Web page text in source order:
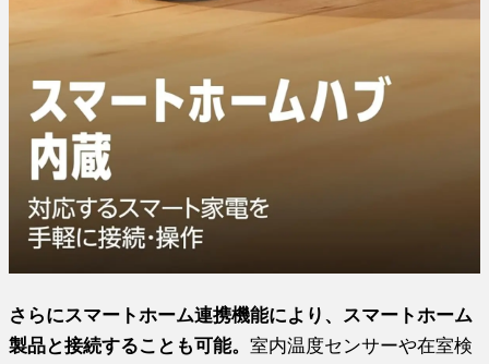
さらにスマートホーム連携機能により、スマートホーム
製品と接続することも可能。室内温度センサーや在室検